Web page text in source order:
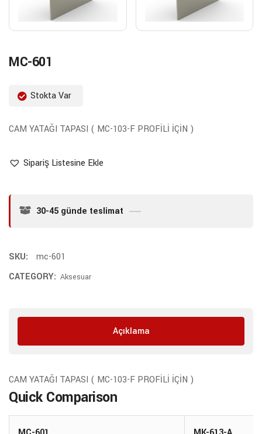
MC-601
Stokta Var
CAM YATAĞI TAPASI ( MC-103-F PROFİLİ İÇİN )
Sipariş Listesine Ekle
30-45 günde teslimat
SKU:
mc-601
CATEGORY: Aksesuar
Açıklama
CAM YATAĞI TAPASI ( MC-103-F PROFİLİ İÇİN )
Quick Comparison